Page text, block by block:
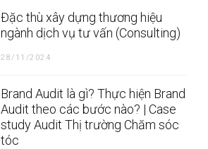
Đặc thù xây dựng thương hiệu
ngành dịch vụ tư vấn (Consulting)
28/11/2024
Brand Audit là gì? Thực hiện Brand
Audit theo các bước nào? | Case
study Audit Thị trường Chăm sóc
tóc